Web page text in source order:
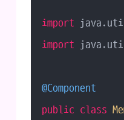
import
import
@Component
public class